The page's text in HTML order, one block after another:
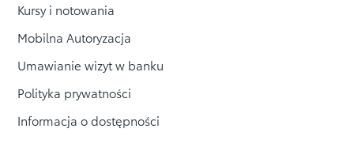
Kursy i notowania
Mobilna Autoryzacja
Umawianie wizyt w banku
Polityka prywatności
Informacja o dostępności